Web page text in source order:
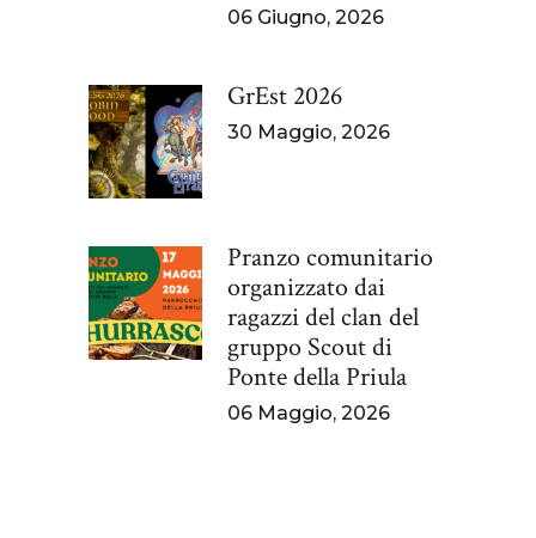
06 Giugno, 2026
GrEst 2026
30 Maggio, 2026
Pranzo comunitario
organizzato dai
ragazzi del clan del
gruppo Scout di
Ponte della Priula
06 Maggio, 2026